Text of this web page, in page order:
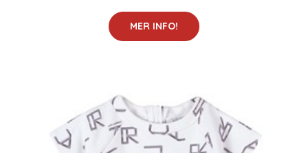
MER INFO!